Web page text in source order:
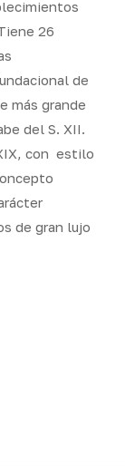
26
de
más grande
del S. XII.
con estilo
de gran lujo